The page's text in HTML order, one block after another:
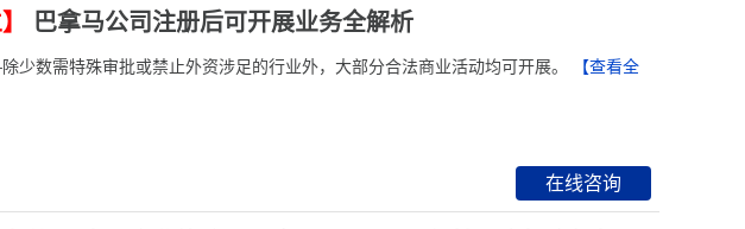
巴拿马公司注册后可开展业务全解析
少数需特殊审批或禁止外资涉足的行业外，大部分合法商业活动均可开展。
【查看全
在线咨询